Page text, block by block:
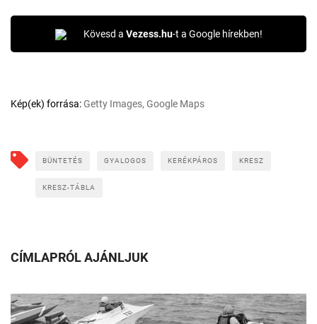
Kövesd a Vezess.hu-t a Google hírekben!
Kép(ek) forrása:Getty Images, Google Maps
BÜNTETÉS GYALOGOS KERÉKPÁROS KRESZ
KRESZ-TÁBLA
CÍMLAPRÓL AJÁNLJUK